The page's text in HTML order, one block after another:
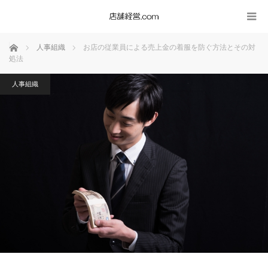
ホーム 人事組織
お店の従業員による売上金の着服を防ぐ方法とその対
処法
人事組織